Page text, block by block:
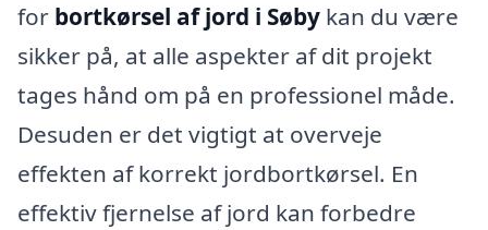
for bortkørsel af jord i Søby kan du være
sikker på, at alle aspekter af dit projekt
tages hånd om på en professionel måde.
Desuden er det vigtigt at overveje
effekten af korrekt jordbortkørsel. En
effektiv fjernelse af jord kan forbedre